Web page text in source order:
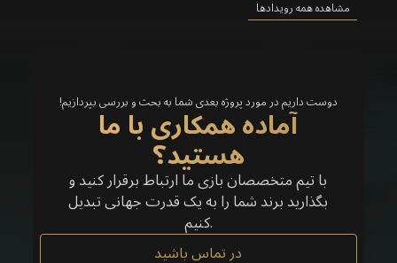
مشاهده همه رویدادها
دوست داریم در مورد پروژه بعدی شما به بحث و بررسی بپردازیم!
آماده همکاری با ما
هستید؟
با تیم متخصصان بازی ما ارتباط برقرار کنید و
بگذارید برند شما را به یک قدرت جهانی تبدیل
کنیم.
در تماس باشید